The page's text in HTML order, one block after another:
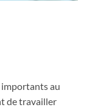
au
de travailler